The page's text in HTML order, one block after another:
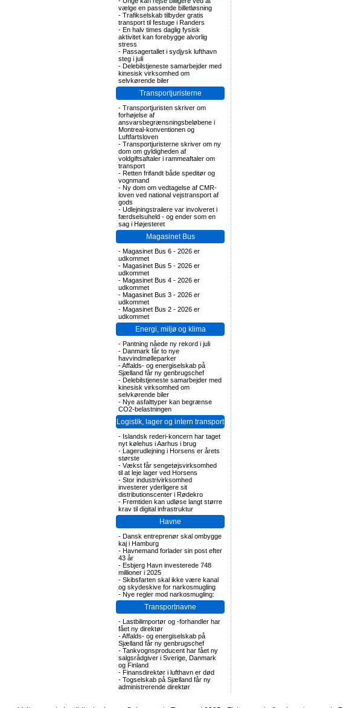
vælge en passende billetløsning
- Trafikselskab tilbyder gratis
transport til festuge i Randers
- En halv times daglig fysisk
aktivitet kan forebygge alvorlig
stress
- Passagertallet i sydjysk lufthavn
steg i juli
- Delebilstjeneste samarbejder med
kinesisk virksomhed om
selvkørende biler
Transportjuristerne
- Transportjuristen skriver om
forhøjelse af
ansvarsbegrænsningsbeløbene i
Montreal-konventionen og
Luftfartsloven
- Transportjuristerne skriver om ny
dom om gyldigheden af
voldgiftsaftaler i rammeaftaler om
transport
- Retten frifandt både speditør og
vognmand
- Ny dom om vedtagelse af CMR-
loven ved national vejstransport af
gods
- Udlejningstrailere var involveret i
færdselsuheld - og ender som en
sag i Højesteret
Magasinet Bus
- Magasinet Bus 6 - 2026 er
udkommet
- Magasinet Bus 5 - 2026 er
udkommet
- Magasinet Bus 4 - 2026 er
udkommet
- Magasinet Bus 3 - 2026 er
udkommet
- Magasinet Bus 2 - 2026 er
udkommet
Energi, miljø og klima
- Pantning nåede ny rekord i juli
- Danmark får to nye
havvindmølleparker
-Affalds- og energiselskab på
Sjælland får ny genbrugschef
- Delebilstjeneste samarbejder med
kinesisk virksomhed om
selvkørende biler
- Nye asfalttyper kan begrænse
CO2-belastningen
Logistik, lager og intern transport
- Islandsk rederi-koncern har taget
nyt kølehus i Aarhus i brug
- Lagerudlejning i Horsens er årets
største
- Vækst får sengetøjsvirksomhed
til at leje lager ved Horsens
- Stor industrivirksomhed
investerer yderligere sit
distributionscenter i Rødekro
- Fremtiden kan udløse langt større
krav til digital infrastruktur
Havne
- Dansk entreprenør skal ombygge
kaj i Hamburg
- Havnemand forlader sin post efter
43 år
- Esbjerg Havn investerede 748
millioner i 2025
- Skibsfarten skal ikke være kanal
og skydeskive for narkosmugling
- Nye regler mod narkosmugling:
Transportnavne
- Lastbilimportør og -forhandler har
fået ny direktør
-Affalds- og energiselskab på
Sjælland får ny genbrugschef
- Tankvognsproducent har fået ny
salgsrådgiver i Sverige, Danmark
og Finland
- Finansdirektør i lufthavn er død
- Togselskab på Sjælland får ny
administrerende direktør